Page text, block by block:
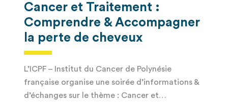
Cancer et Traitement :
Comprendre & Accompagner
la perte de cheveux
L’ICPF – Institut du Cancer de Polynésie
française organise une soirée d’informations &
d’échanges sur le thème : Cancer et…